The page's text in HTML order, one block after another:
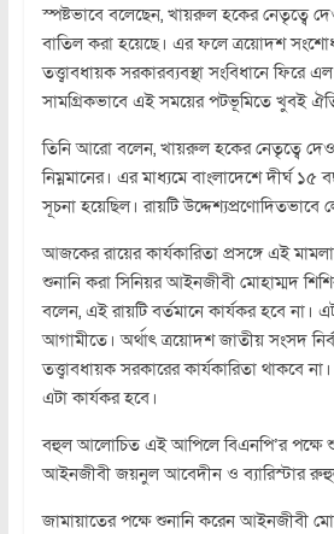
স্পষ্টভাবে বলেছেন, খায়রুল হকের নেতৃত্বে
বাতিল করা হয়েছে। এর ফলে ত্রয়োদশ
তত্ত্বাবধায়ক সরকারব্যবস্থা সংবিধানে ফিরে
সামগ্রিকভাবে এই সময়ের পটভূমিতে খুবই
তিনি আরো বলেন, খায়রুল হকের নেতৃত্বে
নিম্নমানের। এর মাধ্যমে বাংলাদেশে দীর্ঘ ১৫
সূচনা হয়েছিল। রায়টি উদ্দেশ্যপ্রণোদিতভাবে
আজকের রায়ের কার্যকারিতা প্রসঙ্গে এই
শুনানি করা সিনিয়র আইনজীবী মোহাম্মদ
বলেন, এই রায়টি বর্তমানে কার্যকর হবে না।
আগামীতে। অর্থাৎ ত্রয়োদশ জাতীয় সংসদ
তত্ত্বাবধায়ক সরকারের কার্যকারিতা থাকবে
এটা কার্যকর হবে।
বহুল আলোচিত এই আপিলে বিএনপি’র পক্ষে
আইনজীবী জয়নুল আবেদীন ও ব্যারিস্টার
জামায়াতের পক্ষে শুনানি করেন আইনজীবী